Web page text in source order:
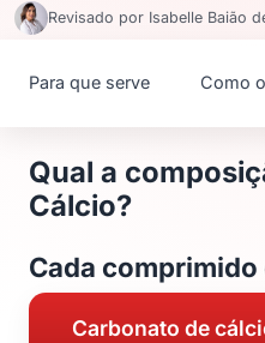
Revisado por Isabelle Baião
Para que serve Como
Qual a
Cálcio?
Cada
Carbonato de